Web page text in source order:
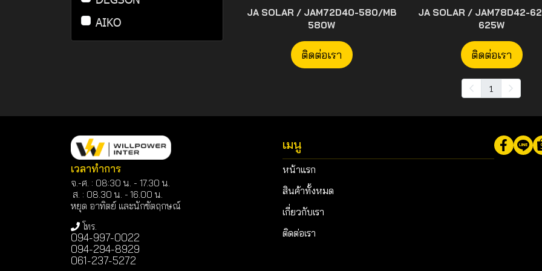
สายไฟ CV-FD
สายไฟ VCT
อุปกรณ์สำหรับท่อร้อยสาย
ปลั๊กพาวเวอร์
เต้ารับไฟฟ้า
โคมไฟถนนโซล่าเซลล์
Smart Meter
เครื่องมือช่าง
AIKO
T.LUG
BE(บีอี)
DENCO
Mikro
Trina
HUAWEI
SUNTREE
Solis
JA SOLAR / JAM72D40-580/MB
580W
ติดต่อเรา
JA SOLAR / JAM78D42-
625W
ติดต่อเรา
1
เวลาทำการ
จ.-ศ. : 08:30 น. - 17.30 น.
ส. : 08.30 น. - 16.00 น.
หยุด อาทิตย์ และนักขัตฤกษณ์
โทร.
094-997-0022
094-294-8929
061-237-5272
เมนู
หน้าแรก
สินค้าทั้งหมด
เกี่ยวกับเรา
ติดต่อเรา